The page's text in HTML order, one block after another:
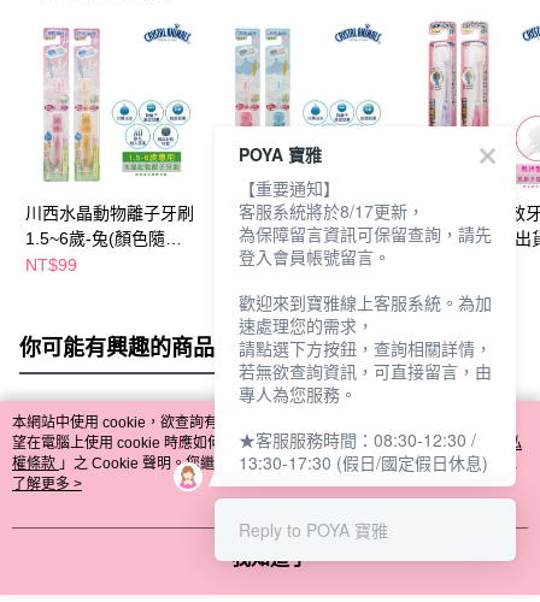
川西水晶動物離子牙刷
1.5~6歲-兔(顏色隨機
出貨)
NT$99
川西水晶動物離子牙刷
1.5~6歲-象(顏色隨機
出貨)
NT$99
川西負離子雙效
軟毛(顏色隨機出
你可能有興趣的商品 全站排行
熱門標籤
本網站中使用 cookie，欲查詢有關本網站使用 cookie 方式之詳情，及若您不希
望在電腦上使用 cookie 時應如何變更電腦的 cookie 設定，請參閱本網站「
隱私
權條款 」之 Cookie 聲明。您繼續使用本網站即表示您同意本公司得按本網站使
用條款之 Cookie 聲明使用 cookie。
了解更多 >
我知道了
POYA 寶雅
【重要通知】
客服系統將於8/17更新，
為保障留言資訊可保留查詢，請先
登入會員帳號留言。
歡迎來到寶雅線上客服系統。為加
速處理您的需求，
請點選下方按鈕，查詢相關詳情，
若無欲查詢資訊，可直接留言，由
專人為您服務。
★客服服務時間：08:30-12:30 /
13:30-17:30 (假日/國定假日休息)
Reply to POYA 寶雅